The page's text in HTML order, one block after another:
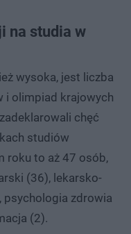
na studia w
wysoka, jest liczba
i olimpiad krajowych
chęć
studiów
roku to aż 47 osób,
(36), lekarsko-
psychologia zdrowia
(2).